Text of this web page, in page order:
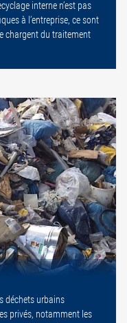
interne n’est pas
à l’entreprise, ce sont
chargent du traitement
déchets urbains
privés, notamment les